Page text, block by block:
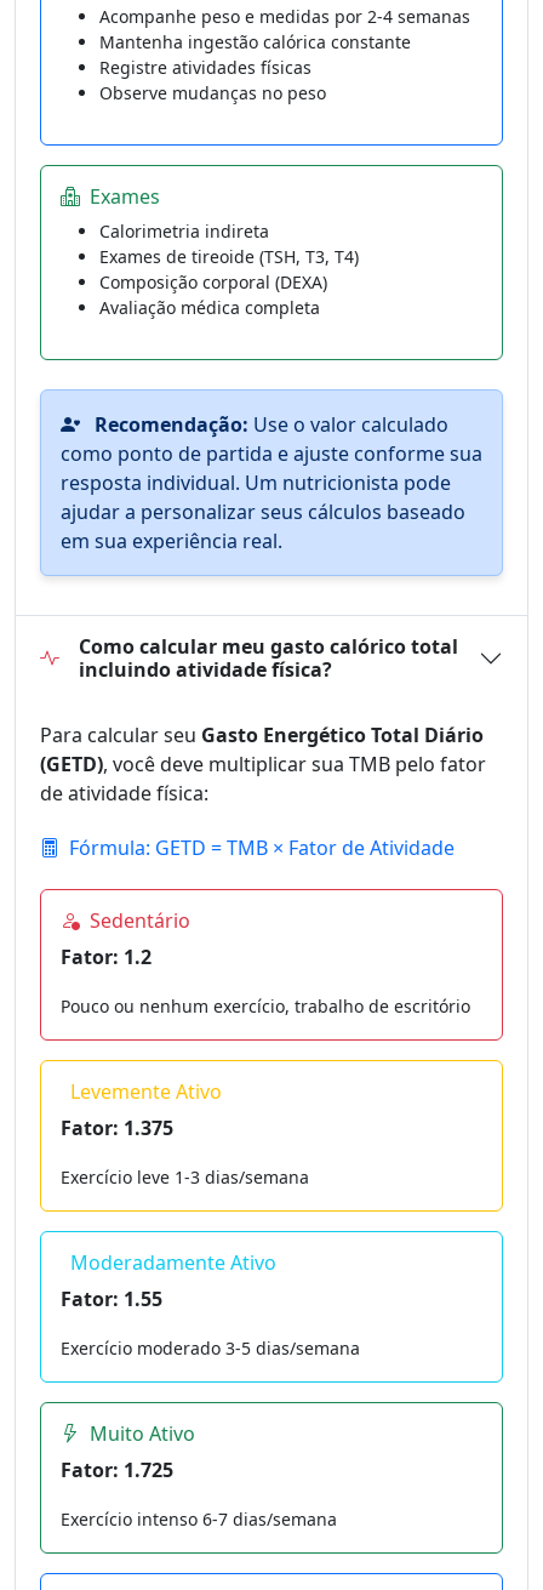
Acompanhe peso e medidas por 2-4 semanas
Mantenha ingestão calórica constante
Registre atividades físicas
Observe mudanças no peso
Exames
Calorimetria indireta
Exames de tireoide (TSH, T3, T4)
Composição corporal (DEXA)
Avaliação médica completa
Recomendação: Use o valor calculado
como ponto de partida e ajuste conforme sua
resposta individual. Um nutricionista pode
ajudar a personalizar seus cálculos baseado
em sua experiência real.
Como calcular meu gasto calórico total
incluindo atividade física?
Para calcular seu Gasto Energético Total Diário
(GETD), você deve multiplicar sua TMB pelo fator
de atividade física:
Fórmula: GETD = TMB × Fator de Atividade
Sedentário
Fator: 1.2
Pouco ou nenhum exercício, trabalho de escritório
Levemente Ativo
Fator: 1.375
Exercício leve 1-3 dias/semana
Moderadamente Ativo
Fator: 1.55
Exercício moderado 3-5 dias/semana
Muito Ativo
Fator: 1.725
Exercício intenso 6-7 dias/semana